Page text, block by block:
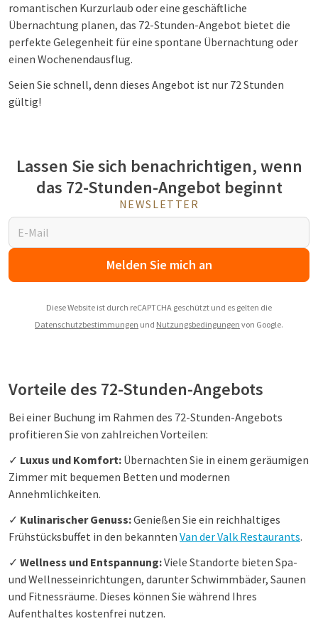
romantischen Kurzurlaub oder eine geschäftliche
Übernachtung planen, das 72-Stunden-Angebot bietet die
perfekte Gelegenheit für eine spontane Übernachtung oder
einen Wochenendausflug.
Seien Sie schnell, denn dieses Angebot ist nur 72 Stunden
gültig!
Lassen Sie sich benachrichtigen, wenn
das 72-Stunden-Angebot beginnt
NEWSLETTER
Melden Sie mich an
Diese Website ist durch reCAPTCHA geschützt und es gelten die
Datenschutzbestimmungen und Nutzungsbedingungen von Google.
Vorteile des 72-Stunden-Angebots
Bei einer Buchung im Rahmen des 72-Stunden-Angebots
profitieren Sie von zahlreichen Vorteilen:
✓ Luxus und Komfort: Übernachten Sie in einem geräumigen
Zimmer mit bequemen Betten und modernen
Annehmlichkeiten.
✓ Kulinarischer Genuss:Genießen Sie ein reichhaltiges
Frühstücksbuffet in den bekannten Van der Valk Restaurants.
✓ Wellness und Entspannung:Viele Standorte bieten Spa-
und Wellnesseinrichtungen, darunter Schwimmbäder, Saunen
und Fitnessräume. Dieses können Sie während Ihres
Aufenthaltes kostenfrei nutzen.